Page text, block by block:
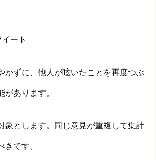
ート
かずに、他人が呟いたことを再度つぶ
あります。
象とします。同じ意見が重複して集計
です。